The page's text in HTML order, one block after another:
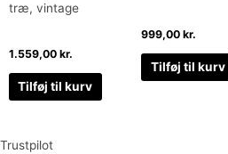
træ, vintage
1.559,00 kr.
Tilføj til kurv
999,00kr.
Tilføj til kurv
Trustpilot